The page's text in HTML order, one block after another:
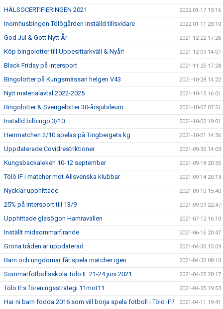
HÄLSOCERTIFIERINGEN 2021 2022-01-17 13:16
Inomhusbingon Tölögården inställd tillsvidare 2022-01-11 23:10
God Jul & Gott Nytt År 2021-12-22 17:26
Köp bingolotter till Uppesittarkväll & Nyår! 2021-12-09 14:07
Black Friday på Intersport 2021-11-25 17:28
Bingolotter på Kungsmässan helgen V43 2021-10-28 14:22
Nytt materialavtal 2022-2025 2021-10-15 16:01
Bingolotter & Sverigelotter 30-årsjubileum 2021-10-07 07:51
Inställd bilbingo 3/10 2021-10-02 19:01
Herrmatchen 2/10 spelas på Tingbergets kg 2021-10-01 14:36
Uppdaterade Covidrestriktioner 2021-09-30 14:03
Kungsbackaleken 10-12 september 2021-09-18 20:35
Tölö IF i matcher mot Allsvenska klubbar 2021-09-14 20:13
Nycklar upphittade 2021-09-10 15:40
25% på Intersport till 13/9 2021-09-09 22:47
Upphittade glasögon Hamravallen 2021-07-12 16:10
Inställt midsommarfirande 2021-06-16 20:47
Gröna tråden är uppdaterad 2021-04-30 15:09
Barn och ungdomar får spela matcher igen 2021-04-30 08:10
Sommarfotbollsskola Tölö IF 21-24 juni 2021 2021-04-25 20:17
Tölö IFs föreningsstrategi 11mot11 2021-04-25 19:53
Har ni barn födda 2016 som vill börja spela fotboll i Tölö IF? 2021-04-11 19:41